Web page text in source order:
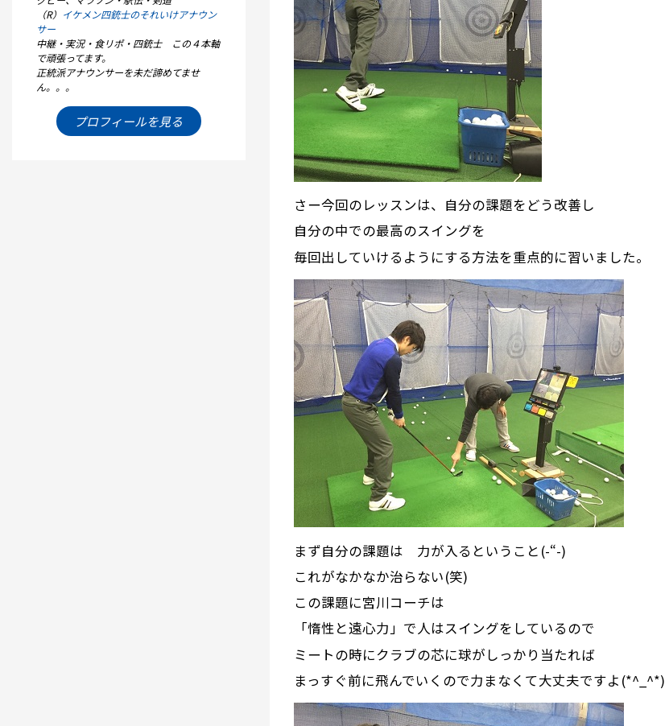
（R） イケメン四銃士のそれいけアナウン
サー
中継・実況・食リポ・四銃士 この４本軸
で頑張ってます。
正統派アナウンサーを未だ諦めてませ
ん。。。
プロフィールを見る
さー今回のレッスンは、自分の課題をどう改善し
自分の中での最高のスイングを
毎回出していけるようにする方法を重点的に習いました。
まず自分の課題は 力が入るということ(-“-)
これがなかなか治らない(笑)
この課題に宮川コーチは
「惰性と遠心力」で人はスイングをしているので
ミートの時にクラブの芯に球がしっかり当たれば
まっすぐ前に飛んでいくので力まなくて大丈夫ですよ(*^_^*)